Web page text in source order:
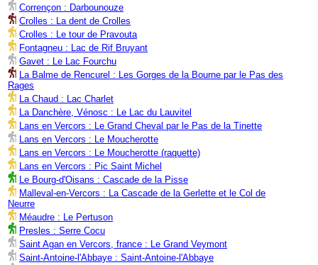
Corrençon : Darbounouze
Crolles : La dent de Crolles
Crolles : Le tour de Pravouta
Fontagneu : Lac de Rif Bruyant
Gavet : Le Lac Fourchu
La Balme de Rencurel : Les Gorges de la Bourne par le Pas des
Rages
La Chaud : Lac Charlet
La Danchère, Vénosc : Le Lac du Lauvitel
Lans en Vercors : Le Grand Cheval par le Pas de la Tinette
Lans en Vercors : Le Moucherotte
Lans en Vercors : Le Moucherotte (raquette)
Lans en Vercors : Pic Saint Michel
Le Bourg-d'Oisans : Cascade de la Pisse
Malleval-en-Vercors : La Cascade de la Gerlette et le Col de
Neurre
Méaudre : Le Pertuson
Presles : Serre Cocu
Saint Agan en Vercors, france : Le Grand Veymont
Saint-Antoine-l'Abbaye : Saint-Antoine-l'Abbaye